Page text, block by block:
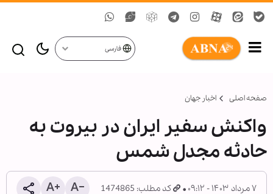
فارسی
صفحه اصلی اخبار جهان
واکنش سفیر ایران در بیروت به
حادثه مجدل شمس
۷ مرداد ۱۴۰۳ - ۰۹:۱۲ کد مطلب: 1474865